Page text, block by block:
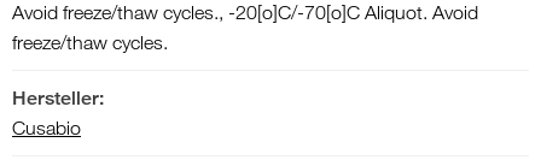
Avoid freeze/thaw cycles., -20[o]C/-70[o]C Aliquot. Avoid
freeze/thaw cycles.
Hersteller:
Cusabio